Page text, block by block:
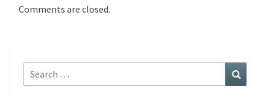
Comments are closed.
Search
for: